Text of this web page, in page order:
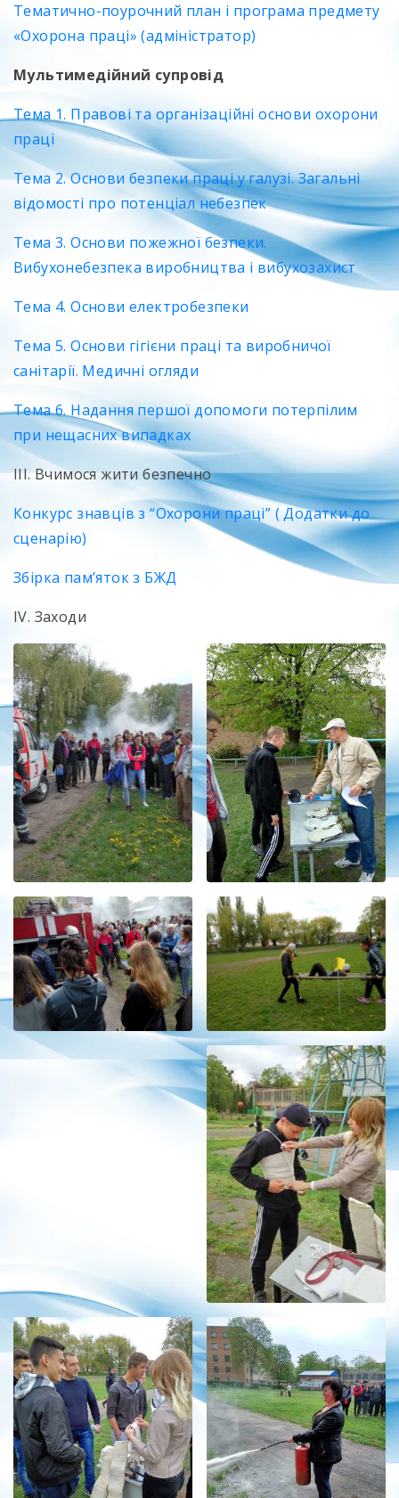
Тематично-поурочний план і програма предмету
«Охорона праці» (адміністратор)
Мультимедійний супровід
Тема 1. Правові та організаційні основи охорони
праці
Тема 2. Основи безпеки праці у галузі. Загальні
відомості про потенціал небезпек
Тема 3. Основи пожежної безпеки.
Вибухонебезпека виробництва і вибухозахист
Тема 4. Основи електробезпеки
Тема 5. Основи гігієни праці та виробничої
санітарії. Медичні огляди
Тема 6. Надання першої допомоги потерпілим
при нещасних випадках
ІІІ. Вчимося жити безпечно
Конкурс знавців з “Охорони праці” ( Додатки до
сценарію)
Збірка пам’яток з БЖД
ІV. Заходи